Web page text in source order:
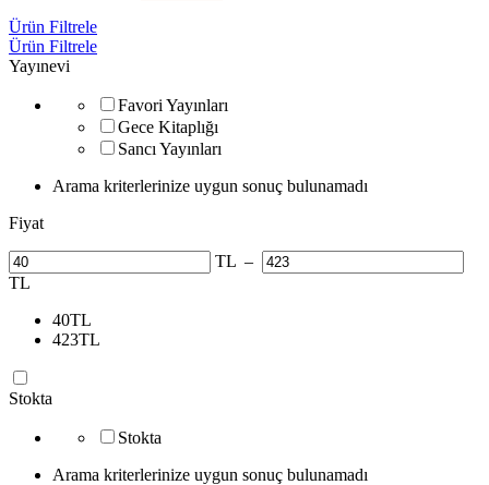
Ürün Filtrele
Ürün Filtrele
Yayınevi
Favori Yayınları
Gece Kitaplığı
Sancı Yayınları
Arama kriterlerinize uygun sonuç bulunamadı
Fiyat
TL –
TL
40TL
423TL
Stokta
Stokta
Arama kriterlerinize uygun sonuç bulunamadı